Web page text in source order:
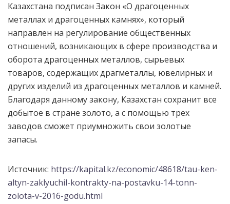
Казахстана подписан Закон «О драгоценных
металлах и драгоценных камнях», который
направлен на регулирование общественных
отношений, возникающих в сфере производства и
оборота драгоценных металлов, сырьевых
товаров, содержащих драгметаллы, ювелирных и
других изделий из драгоценных металлов и камней.
Благодаря данному закону, Казахстан сохранит все
добытое в стране золото, а с помощью трех
заводов сможет приумножить свои золотые
запасы.
Источник: https://kapital.kz/economic/48618/tau-ken-
altyn-zaklyuchil-kontrakty-na-postavku-14-tonn-
zolota-v-2016-godu.html